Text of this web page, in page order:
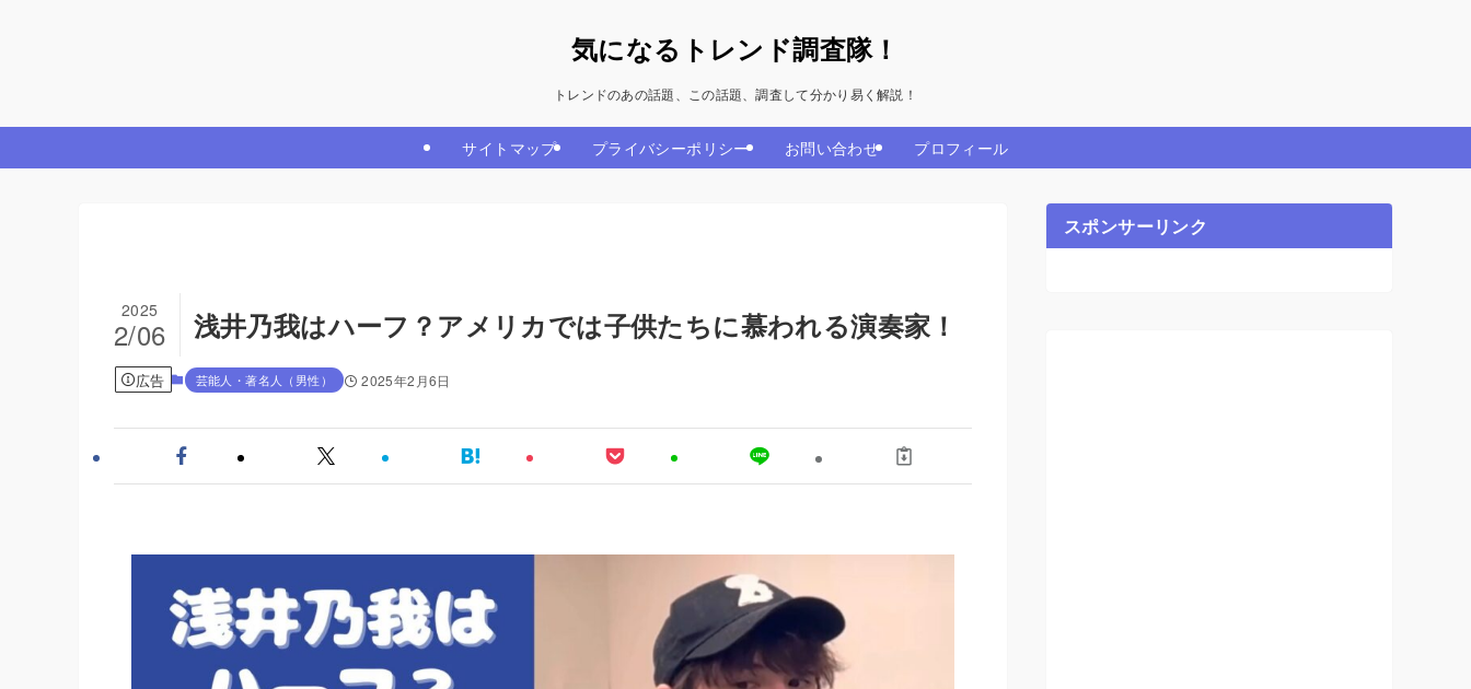
気になるトレンド調査隊！
トレンドのあの話題、この話題、調査して分かり易く解説！
サイトマップ プライバシーポリシー お問い合わせ プロフィール
浅井乃我はハーフ？アメリカでは子供たちに慕われる演奏家！
2025
2/06
広告 芸能人・著名人（男性） 2025年2月6日
スポンサーリンク